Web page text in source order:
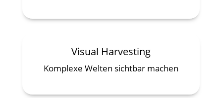
Visual Harvesting
Komplexe Welten sichtbar machen